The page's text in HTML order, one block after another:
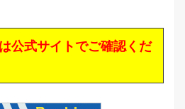
公式サイトでご確認くだ